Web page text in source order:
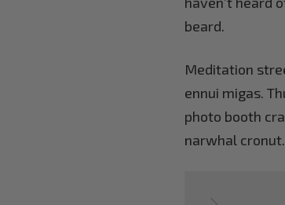
beard.
Meditation
ennui migas.
photo booth
narwhal cronut.